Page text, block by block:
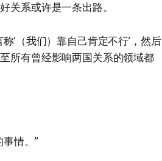
关系或许是一条出路。
’（我们）靠自己肯定不行’，然后
所有曾经影响两国关系的领域都
情。”